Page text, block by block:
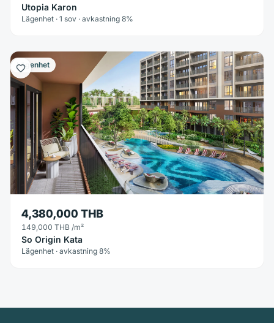
Utopia Karon
Lägenhet · 1 sov · avkastning 8%
Lägenhet
4,380,000 THB
149,000 THB /m²
So Origin Kata
Lägenhet · avkastning 8%